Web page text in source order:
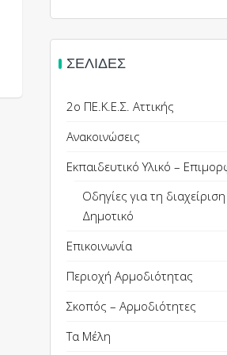
ΣΕΛΊΔΕΣ
2ο ΠΕ.Κ.Ε.Σ. Αττικής
Ανακοινώσεις
Εκπαιδευτικό Υλικό –
Οδηγίες για τη
Δημοτικό
Επικοινωνία
Περιοχή Αρμοδιότητας
Σκοπός – Αρμοδιότητες
Τα Μέλη